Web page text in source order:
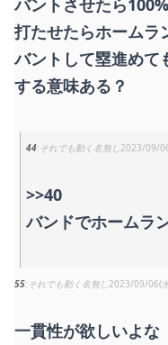
打たせたらホームラ
バントして塁進めて
する意味ある？
44 それでも動く名無し 2023/09/
>>40
バンドでホームラ
55 それでも動く名無し 2023/09/06(
一貫性が欲しいよな